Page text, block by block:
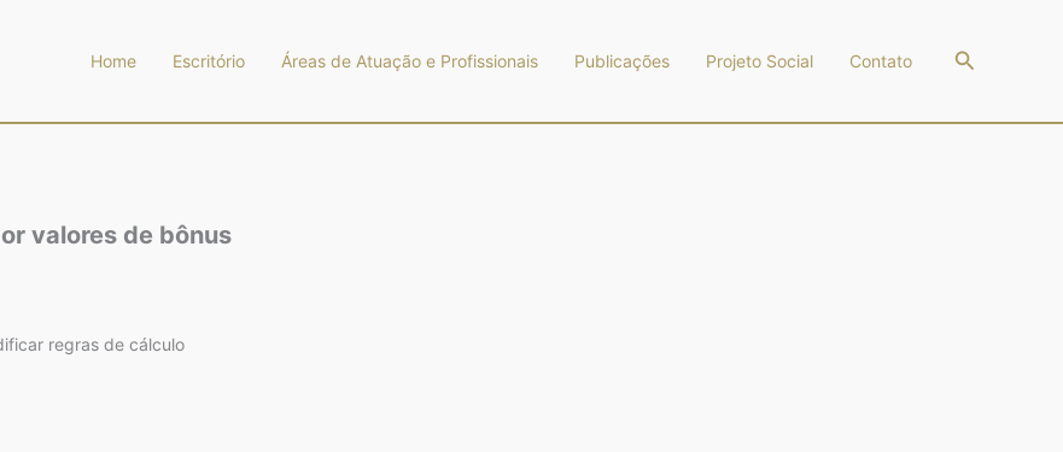
Home Escritório Áreas de Atuação e Profissionais Publicações Projeto Social Contato Pesquisar
valores de bônus
regras de cálculo